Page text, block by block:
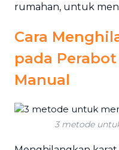
rumahan, untuk
Cara
pada
Manual
3 metode